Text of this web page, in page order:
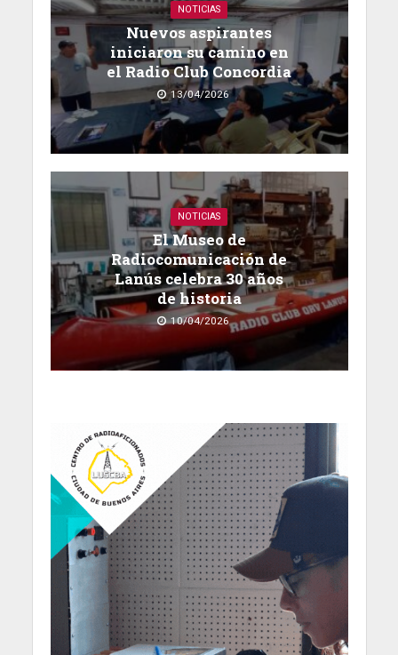
NOTICIAS
Nuevos aspirantes
iniciaron su camino en
el Radio Club Concordia
13/04/2026
NOTICIAS
El Museo de
Radiocomunicación de
Lanús celebra 30 años
de historia
10/04/2026